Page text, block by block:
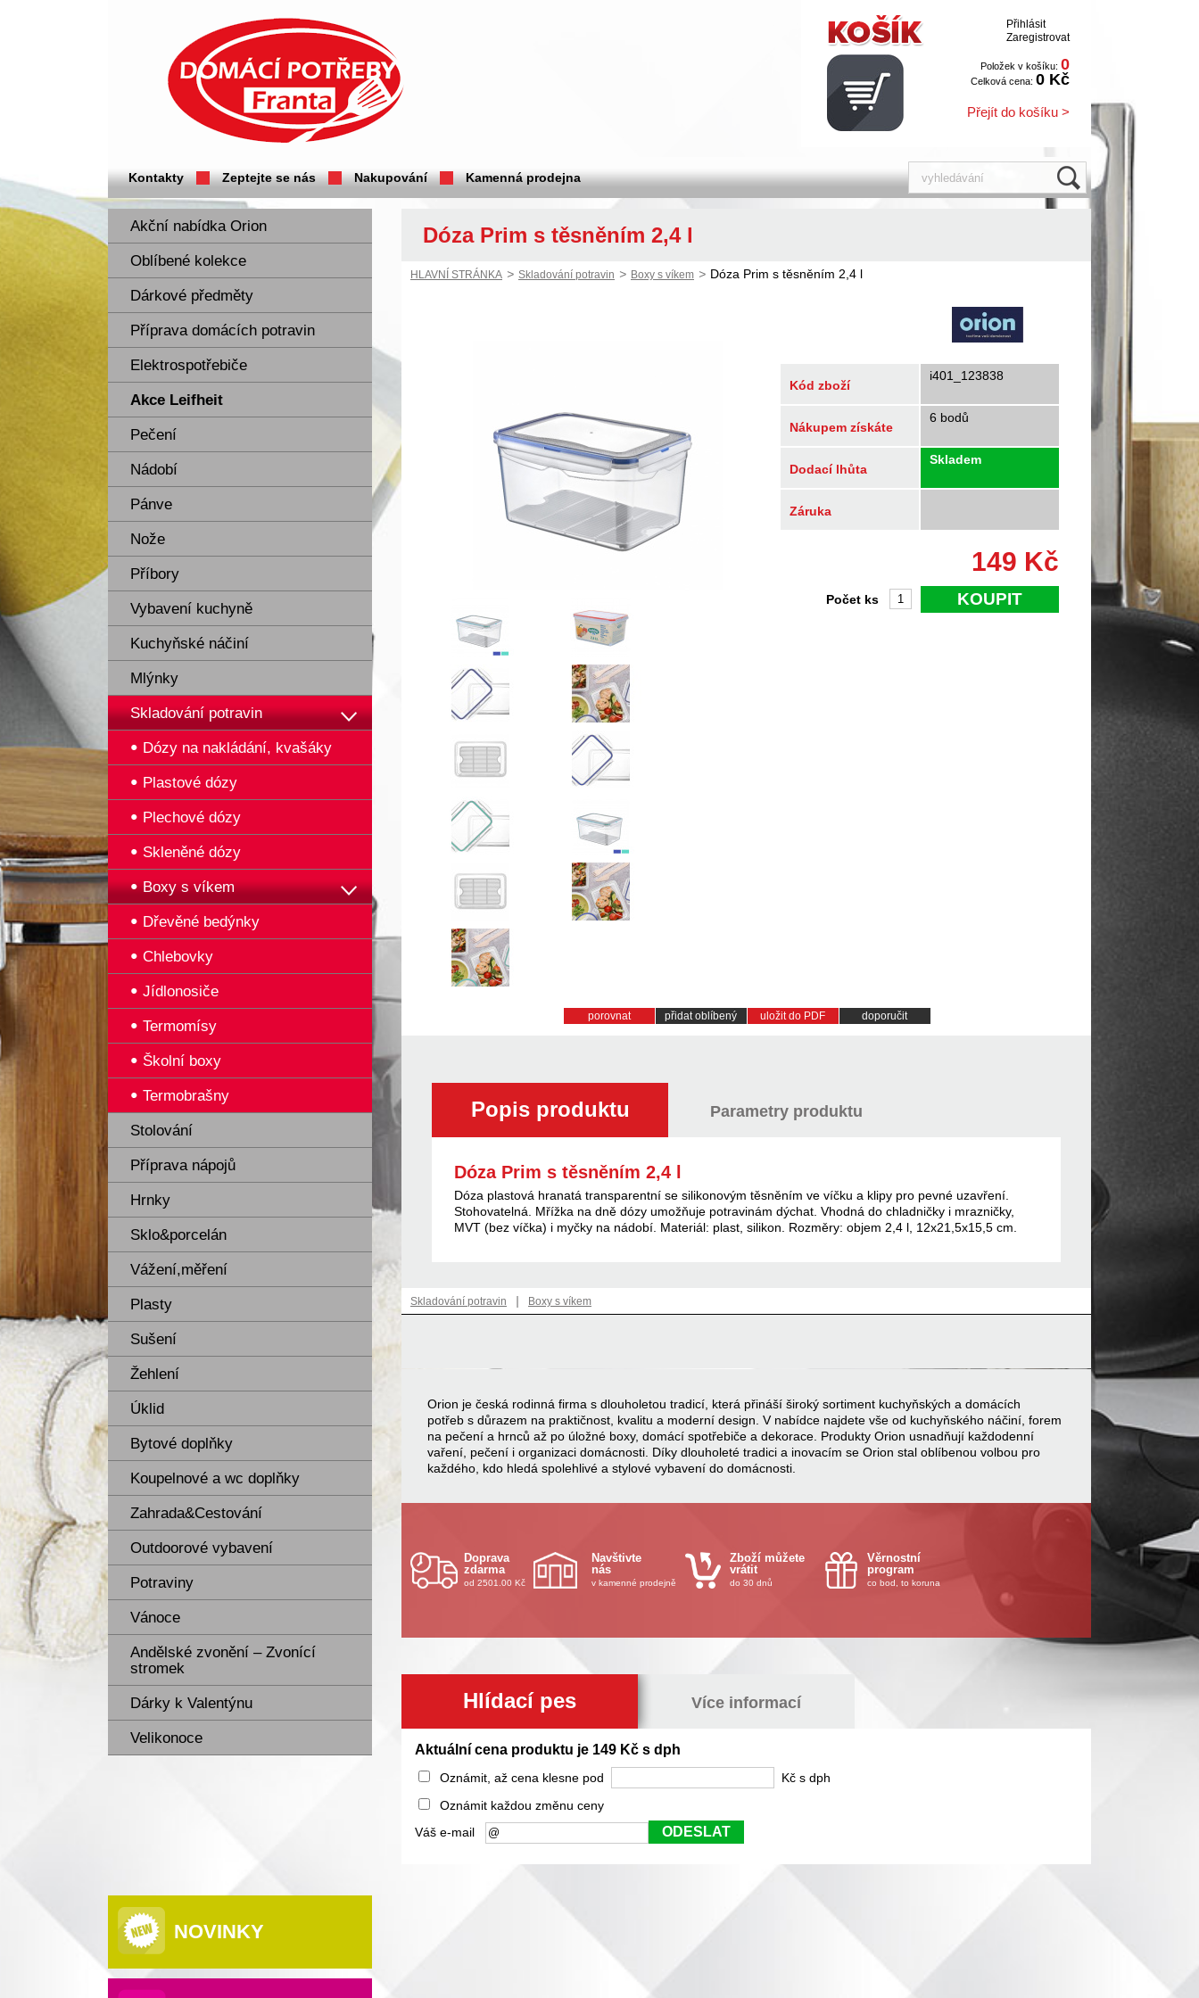
Přihlásit
Zaregistrovat
Položek v košíku: 0
Celková cena: 0 Kč
Přejít do košíku >
Kontakty Zeptejte se nás Nakupování Kamenná prodejna
Akční nabídka Orion
Oblíbené kolekce
Dárkové předměty
Příprava domácích potravin
Elektrospotřebiče
Akce Leifheit
Pečení
Nádobí
Pánve
Nože
Příbory
Vybavení kuchyně
Kuchyňské náčiní
Mlýnky
Skladování potravin
Dózy na nakládání, kvašáky
Plastové dózy
Plechové dózy
Skleněné dózy
Boxy s víkem
Dřevěné bedýnky
Chlebovky
Jídlonosiče
Termomísy
Školní boxy
Termobrašny
Stolování
Příprava nápojů
Hrnky
Sklo&porcelán
Vážení,měření
Plasty
Sušení
Žehlení
Úklid
Bytové doplňky
Koupelnové a wc doplňky
Zahrada&Cestování
Outdoorové vybavení
Potraviny
Vánoce
Andělské zvonění – Zvonící
stromek
Dárky k Valentýnu
Velikonoce
NOVINKY
Dóza Prim s těsněním 2,4 l
HLAVNÍ STRÁNKA > Skladování potravin > Boxy s víkem > Dóza Prim s těsněním 2,4 l
Kód zboží
i401_123838
Nákupem získáte
6 bodů
Dodací lhůta
Skladem
Záruka
149 Kč
KOUPIT
Počet ks
porovnat přidat oblíbený uložit do PDF doporučit
Popis produktu Parametry produktu
Dóza Prim s těsněním 2,4 l
Dóza plastová hranatá transparentní se silikonovým těsněním ve víčku a klipy pro pevné uzavření.
Stohovatelná. Mřížka na dně dózy umožňuje potravinám dýchat. Vhodná do chladničky i mrazničky,
MVT (bez víčka) i myčky na nádobí. Materiál: plast, silikon. Rozměry: objem 2,4 l, 12x21,5x15,5 cm.
Skladování potravin | Boxy s víkem
Orion je česká rodinná firma s dlouholetou tradicí, která přináší široký sortiment kuchyňských a domácích
potřeb s důrazem na praktičnost, kvalitu a moderní design. V nabídce najdete vše od kuchyňského náčiní, forem
na pečení a hrnců až po úložné boxy, domácí spotřebiče a dekorace. Produkty Orion usnadňují každodenní
vaření, pečení i organizaci domácnosti. Díky dlouholeté tradici a inovacím se Orion stal oblíbenou volbou pro
každého, kdo hledá spolehlivé a stylové vybavení do domácnosti.
Doprava
zdarma
od 2501.00 Kč
Navštivte
nás
v kamenné prodejně
Zboží můžete
vrátit
do 30 dnů
Věrnostní
program
co bod, to koruna
Hlídací pes Více informací
Aktuální cena produktu je 149 Kč s dph
Oznámit, až cena klesne pod
Kč s dph
Oznámit každou změnu ceny
Váš e-mail
ODESLAT